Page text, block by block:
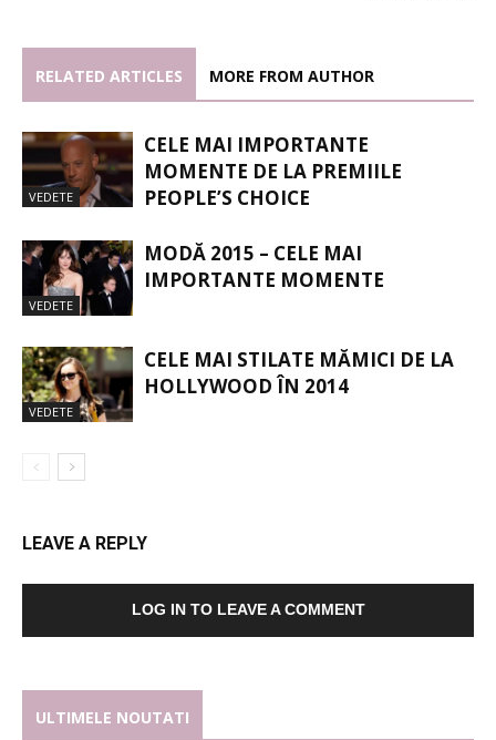
RELATED ARTICLES MORE FROM AUTHOR
VEDETE
CELE MAI IMPORTANTE
MOMENTE DE LA PREMIILE
PEOPLE’S CHOICE
VEDETE
MODĂ 2015 – CELE MAI
IMPORTANTE MOMENTE
VEDETE
CELE MAI STILATE MĂMICI DE LA
HOLLYWOOD ÎN 2014
LEAVE A REPLY
LOG IN TO LEAVE A COMMENT
ULTIMELE NOUTATI